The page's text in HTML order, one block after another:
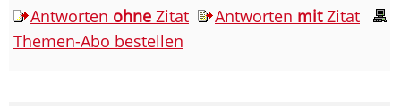
Antworten ohne Zitat Antworten mitZitat
Themen-Abo bestellen